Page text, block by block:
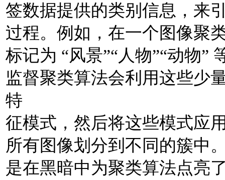
签数据提供的类别信息，来
过程。例如，在一个图像聚
标记为 “风景”“人物”“动物”
监督聚类算法会利用这些少
特
征模式，然后将这些模式应
所有图像划分到不同的簇中
是在黑暗中为聚类算法点亮